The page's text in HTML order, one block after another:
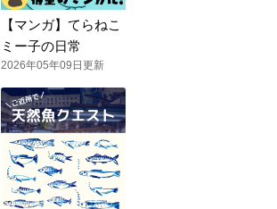
【マンガ】てらねこ
ミー子の日常
2026年05年09日更新